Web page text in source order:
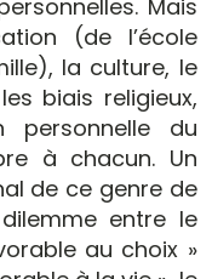
Mais
(de l’école
la culture, le
biais religieux,
du
à chacun. Un
de ce genre de
entre le
au choix »